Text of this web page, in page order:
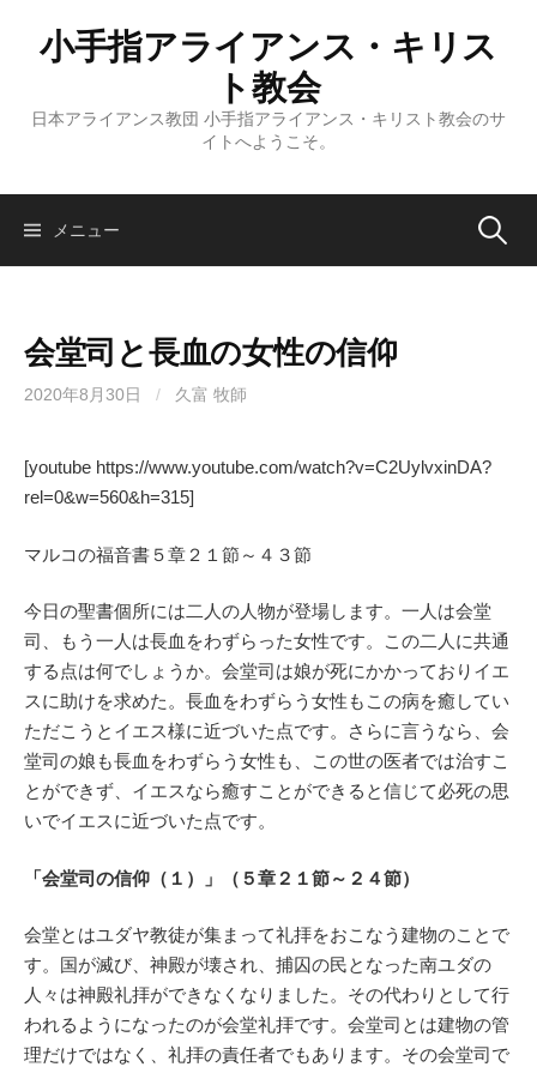
ス
小手指アライアンス・キリス
ト教会
日本アライアンス教団 小手指アライアンス・キリスト教会のサ
イトへようこそ。
メニュー 検
会堂司と長血の女性の信仰
2020年8月30日 / 久富 牧師
[youtube https://www.youtube.com/watch?v=C2UylvxinDA?
rel=0&w=560&h=315]
マルコの福音書５章２１節～４３節
今日の聖書個所には二人の人物が登場します。一人は会堂
司、もう一人は長血をわずらった女性です。この二人に共通
する点は何でしょうか。会堂司は娘が死にかかっておりイエ
スに助けを求めた。長血をわずらう女性もこの病を癒してい
ただこうとイエス様に近づいた点です。さらに言うなら、会
堂司の娘も長血をわずらう女性も、この世の医者では治すこ
とができず、イエスなら癒すことができると信じて必死の思
いでイエスに近づいた点です。
「会堂司の信仰（１）」（５章２１節～２４節）
会堂とはユダヤ教徒が集まって礼拝をおこなう建物のことで
す。国が滅び、神殿が壊され、捕囚の民となった南ユダの
人々は神殿礼拝ができなくなりました。その代わりとして行
われるようになったのが会堂礼拝です。会堂司とは建物の管
理だけではなく、礼拝の責任者でもあります。その会堂司で